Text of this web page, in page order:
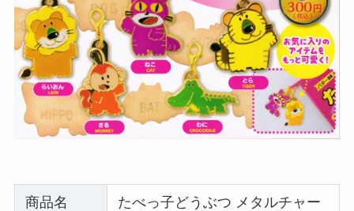
商品名
たべっ子どうぶつ メタルチャー